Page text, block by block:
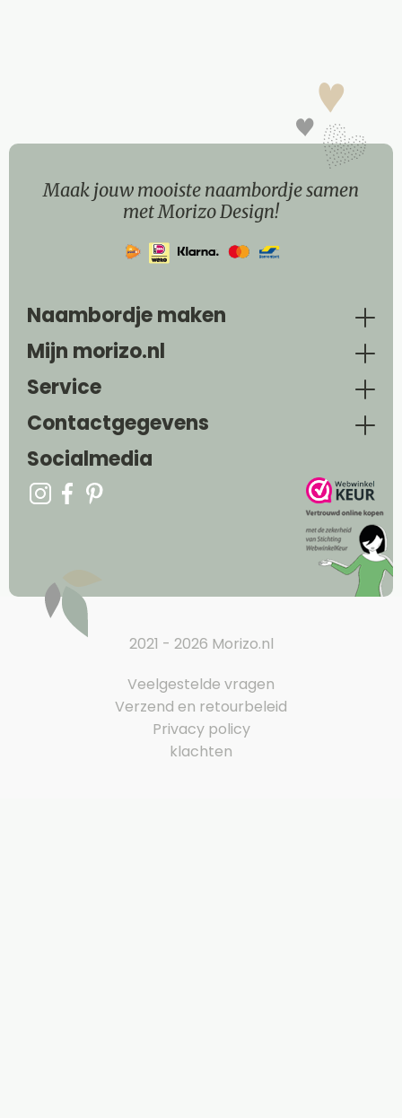
Maak jouw mooiste naambordje samen
met Morizo Design!
Naambordje maken
Mijn morizo.nl
Service
Contactgegevens
Socialmedia
2021 - 2026 Morizo.nl
Veelgestelde vragen
Verzend en retourbeleid
Privacy policy
klachten